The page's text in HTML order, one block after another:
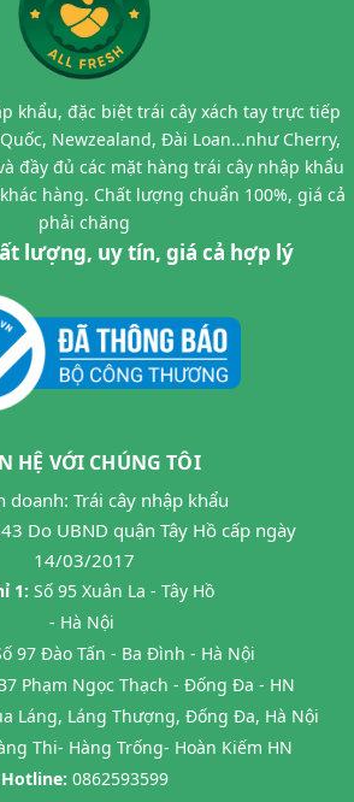
khẩu, đặc biệt trái cây xách tay trực tiếp
Newzealand, Đài Loan...như Cherry,
đầy đủ các mặt hàng trái cây nhập khẩu
hàng. Chất lượng chuẩn 100%, giá cả
phải chăng
lượng, uy tín, giá cả hợp lý
HỆ VỚI CHÚNG TÔI
doanh: Trái cây nhập khẩu
Do UBND quận Tây Hồ cấp ngày
14/03/2017
1: Số 95 Xuân La - Tây Hồ
- Hà Nội
97 Đào Tấn - Ba Đình - Hà Nội
Phạm Ngọc Thạch - Đống Đa - HN
Láng, Láng Thượng, Đống Đa, Hà Nội
Thi- Hàng Trống- Hoàn Kiếm HN
Hotline: 0862593599